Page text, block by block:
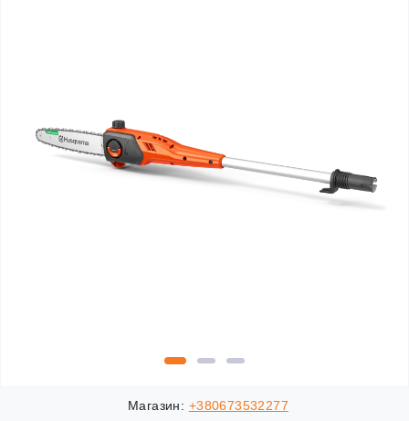
Магазин: +380673532277